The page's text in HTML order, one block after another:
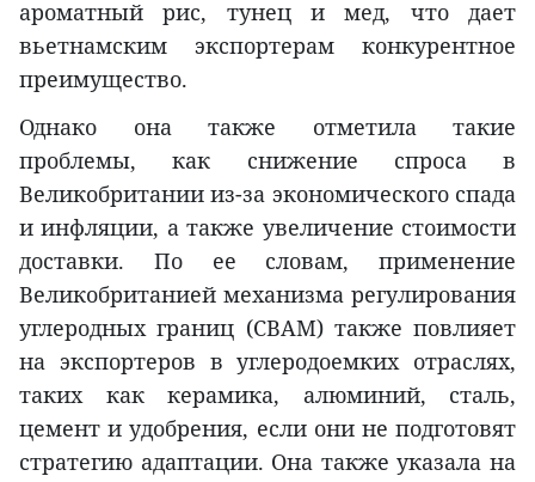
ароматный рис, тунец и мед, что дает
вьетнамским экспортерам конкурентное
преимущество.
Однако она также отметила такие
проблемы, как снижение спроса в
Великобритании из-за экономического спада
и инфляции, а также увеличение стоимости
доставки. По ее словам, применение
Великобританией механизма регулирования
углеродных границ (CBAM) также повлияет
на экспортеров в углеродоемких отраслях,
таких как керамика, алюминий, сталь,
цемент и удобрения, если они не подготовят
стратегию адаптации. Она также указала на